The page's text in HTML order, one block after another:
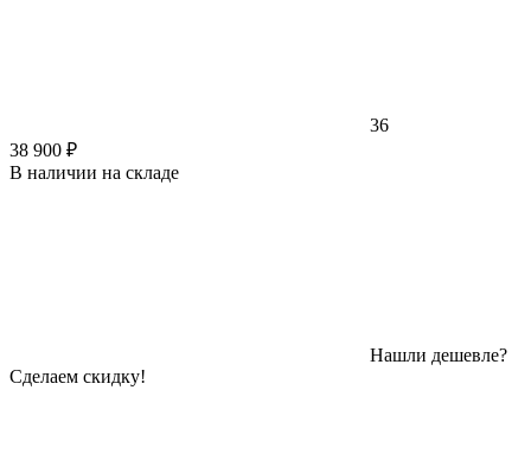
36
38 900 ₽
В наличии на складе
Нашли дешевле?
Сделаем скидку!